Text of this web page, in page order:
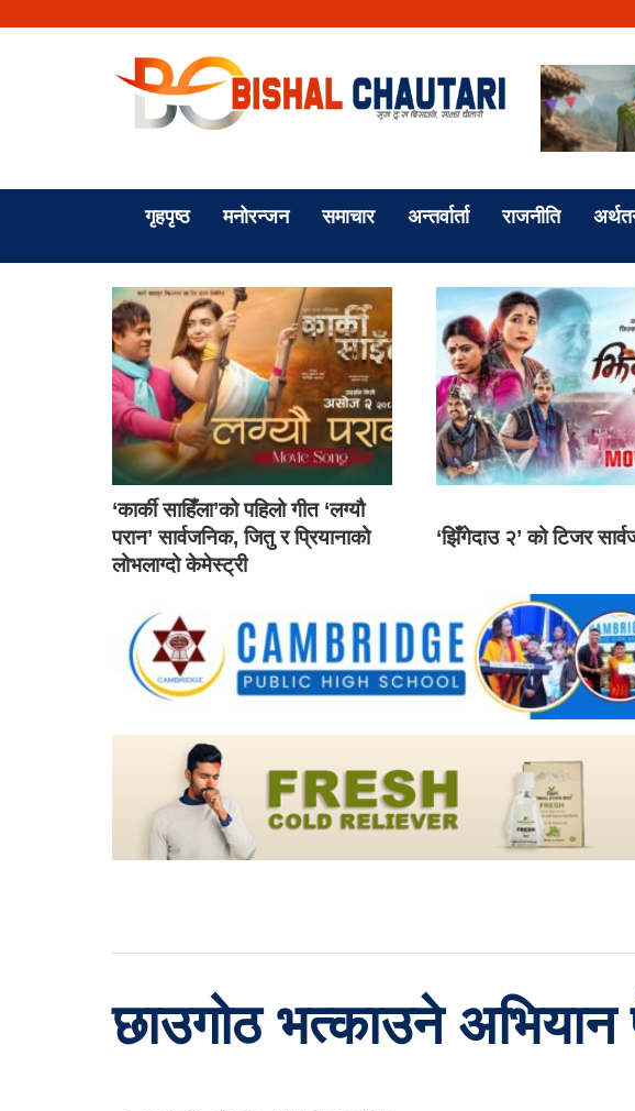
गृहपृष्ठ मनोरन्जन समाचार अन्तर्वार्ता राजनीति
‘कार्की साहिँला’को पहिलो गीत ‘लग्यौ
परान’ सार्वजनिक, जितु र प्रियानाको
लोभलाग्दो केमेस्ट्री
‘झिँगेदाउ २’ को टिजर
छाउगोठ भत्काउने